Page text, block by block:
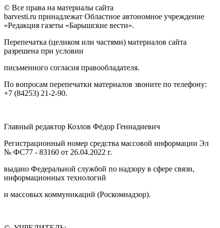
© Все права на материалы сайта
barvesti.ru принадлежат Областное автономное учреждение
«Редакция газеты «Барышские вести».
Перепечатка (целиком или частями) материалов сайта
разрешена при условии
письменного согласия правообладателя.
По вопросам перепечатки материалов звоните по телефону:
+7 (84253) 21-2-90.
Главный редактор Козлов Фёдор Геннадиевич
Регистрационный номер средства массовой информации Эл
№ ФС77 - 83160 от 26.04.2022 г.
выдано Федеральной службой по надзору в сфере связи,
информационных технологий
и массовых коммуникаций (Роскомнадзор).